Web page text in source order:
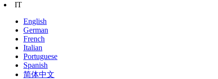
IT
English
German
French
Italian
Portuguese
Spanish
简体中文